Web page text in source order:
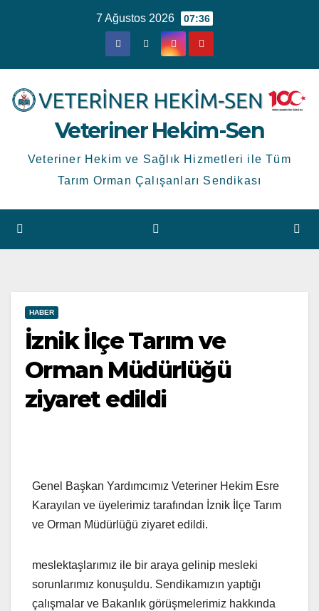
7 Ağustos 2026 07:36
Veteriner Hekim-Sen
Veteriner Hekim ve Sağlık Hizmetleri ile Tüm
Tarım Orman Çalışanları Sendikası
HABER
İznik İlçe Tarım ve
Orman Müdürlüğü
ziyaret edildi
Genel Başkan Yardımcımız Veteriner Hekim Esre
Karayılan ve üyelerimiz tarafından İznik İlçe Tarım
ve Orman Müdürlüğü ziyaret edildi.
meslektaşlarımız ile bir araya gelinip mesleki
sorunlarımız konuşuldu. Sendikamızın yaptığı
çalışmalar ve Bakanlık görüşmelerimiz hakkında